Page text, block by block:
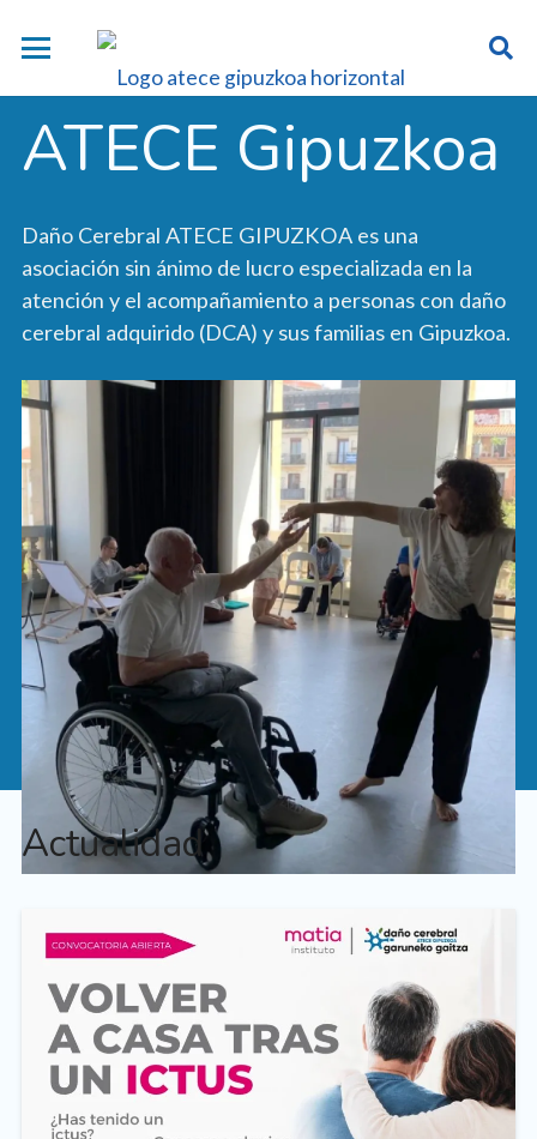
ATECE Gipuzkoa
Daño Cerebral ATECE GIPUZKOA es una
asociación sin ánimo de lucro especializada en la
atención y el acompañamiento a personas con daño
cerebral adquirido (DCA) y sus familias en Gipuzkoa.
Actualidad